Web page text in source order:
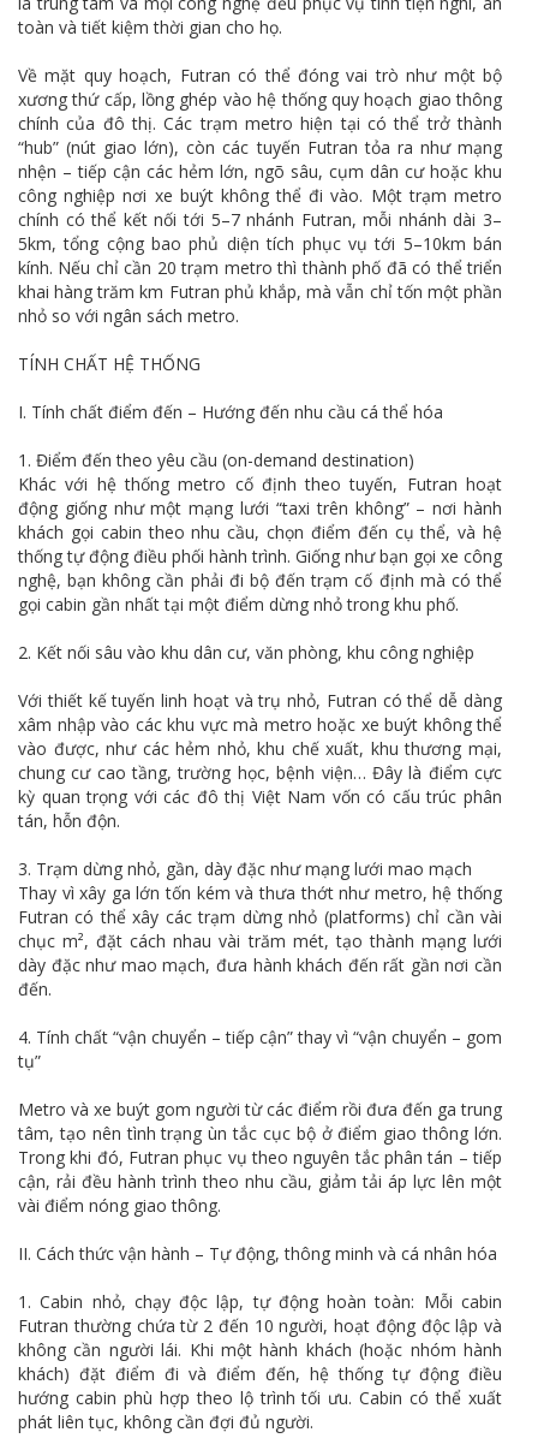
toàn và tiết kiệm thời gian cho họ.
Về mặt quy hoạch, Futran có thể đóng vai trò như một bộ
xương thứ cấp, lồng ghép vào hệ thống quy hoạch giao thông
chính của đô thị. Các trạm metro hiện tại có thể trở thành
“hub” (nút giao lớn), còn các tuyến Futran tỏa ra như mạng
nhện – tiếp cận các hẻm lớn, ngõ sâu, cụm dân cư hoặc khu
công nghiệp nơi xe buýt không thể đi vào. Một trạm metro
chính có thể kết nối tới 5–7 nhánh Futran, mỗi nhánh dài 3–
5km, tổng cộng bao phủ diện tích phục vụ tới 5–10km bán
kính. Nếu chỉ cần 20 trạm metro thì thành phố đã có thể triển
khai hàng trăm km Futran phủ khắp, mà vẫn chỉ tốn một phần
nhỏ so với ngân sách metro.
TÍNH CHẤT HỆ THỐNG
I. Tính chất điểm đến – Hướng đến nhu cầu cá thể hóa
1. Điểm đến theo yêu cầu (on-demand destination)
Khác với hệ thống metro cố định theo tuyến, Futran hoạt
động giống như một mạng lưới “taxi trên không” – nơi hành
khách gọi cabin theo nhu cầu, chọn điểm đến cụ thể, và hệ
thống tự động điều phối hành trình. Giống như bạn gọi xe công
nghệ, bạn không cần phải đi bộ đến trạm cố định mà có thể
gọi cabin gần nhất tại một điểm dừng nhỏ trong khu phố.
2. Kết nối sâu vào khu dân cư, văn phòng, khu công nghiệp
Với thiết kế tuyến linh hoạt và trụ nhỏ, Futran có thể dễ dàng
xâm nhập vào các khu vực mà metro hoặc xe buýt không thể
vào được, như các hẻm nhỏ, khu chế xuất, khu thương mại,
chung cư cao tầng, trường học, bệnh viện… Đây là điểm cực
kỳ quan trọng với các đô thị Việt Nam vốn có cấu trúc phân
tán, hỗn độn.
3. Trạm dừng nhỏ, gần, dày đặc như mạng lưới mao mạch
Thay vì xây ga lớn tốn kém và thưa thớt như metro, hệ thống
Futran có thể xây các trạm dừng nhỏ (platforms) chỉ cần vài
chục m², đặt cách nhau vài trăm mét, tạo thành mạng lưới
dày đặc như mao mạch, đưa hành khách đến rất gần nơi cần
đến.
4. Tính chất “vận chuyển – tiếp cận” thay vì “vận chuyển – gom
tụ”
Metro và xe buýt gom người từ các điểm rồi đưa đến ga trung
tâm, tạo nên tình trạng ùn tắc cục bộ ở điểm giao thông lớn.
Trong khi đó, Futran phục vụ theo nguyên tắc phân tán – tiếp
cận, rải đều hành trình theo nhu cầu, giảm tải áp lực lên một
vài điểm nóng giao thông.
II. Cách thức vận hành – Tự động, thông minh và cá nhân hóa
1. Cabin nhỏ, chạy độc lập, tự động hoàn toàn: Mỗi cabin
Futran thường chứa từ 2 đến 10 người, hoạt động độc lập và
không cần người lái. Khi một hành khách (hoặc nhóm hành
khách) đặt điểm đi và điểm đến, hệ thống tự động điều
hướng cabin phù hợp theo lộ trình tối ưu. Cabin có thể xuất
phát liên tục, không cần đợi đủ người.